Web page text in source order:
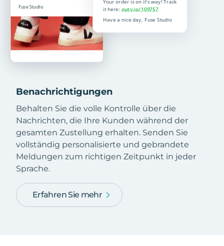
Benachrichtigungen
Behalten Sie die volle Kontrolle über die
Nachrichten, die Ihre Kunden während der
gesamten Zustellung erhalten. Senden Sie
vollständig personalisierte und gebrandete
Meldungen zum richtigen Zeitpunkt in jeder
Sprache.
Erfahren Sie mehr